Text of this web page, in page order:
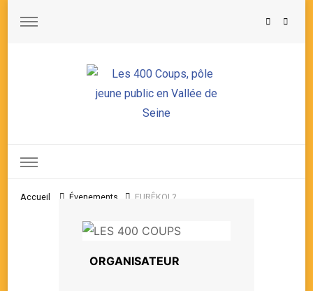
Accueil Évenements EURÊKOI ?
ORGANISATEUR